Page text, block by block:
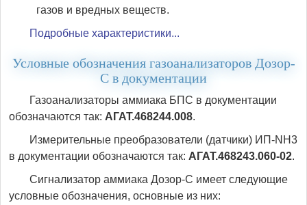
газов и вредных веществ.
Подробные характеристики...
Условные обозначения газоанализаторов Дозор-
С в документации
Газоанализаторы аммиака БПС в документации
обозначаются так: АГАТ.468244.008.
Измерительные преобразователи (датчики) ИП-NH3
в документации обозначаются так: АГАТ.468243.060-02.
Сигнализатор аммиака Дозор-С имеет следующие
условные обозначения, основные из них: